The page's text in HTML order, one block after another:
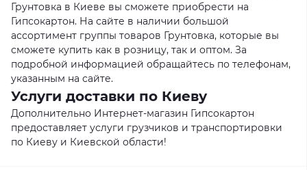
Грунтовка в Киеве вы сможете приобрести на
Гипсокартон. На сайте в наличии большой
ассортимент группы товаров Грунтовка, которые вы
сможете купить как в розницу, так и оптом. За
подробной информацией обращайтесь по телефонам,
указанным на сайте.
Услуги доставки по Киеву
Дополнительно Интернет-магазин Гипсокартон
предоставляет услуги грузчиков и транспортировки
по Киеву и Киевской области!